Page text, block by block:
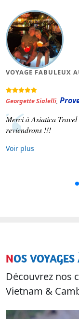
VOYAGE FABULEUX
Georgette Sialelli,
Merci à Asiatica
reviendrons !!!
Voir plus
NOS
Découvrez nos
Vietnam &